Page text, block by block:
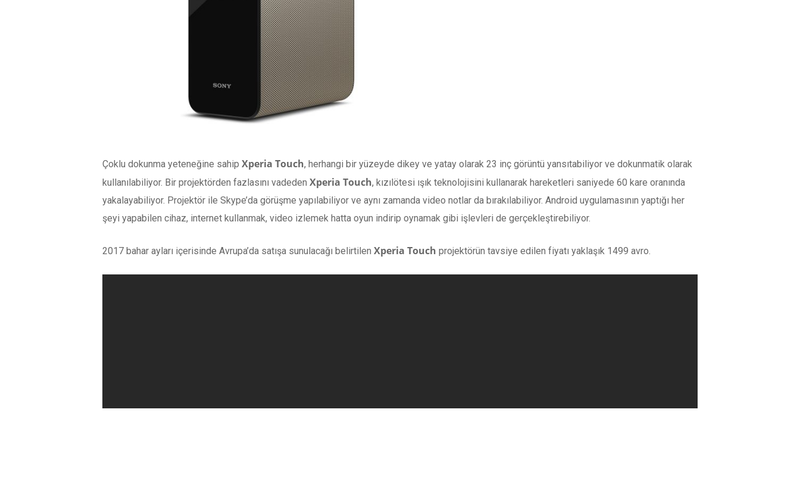
Çoklu dokunma yeteneğine sahip Xperia Touch, herhangi bir yüzeyde dikey ve yatay olarak 23 inç görüntü yansıtabiliyor ve dokunmatik olarak
kullanılabiliyor. Bir projektörden fazlasını vadeden Xperia Touch, kızılötesi ışık teknolojisini kullanarak hareketleri saniyede 60 kare oranında
yakalayabiliyor. Projektör ile Skype’da görüşme yapılabiliyor ve aynı zamanda video notlar da bırakılabiliyor. Android uygulamasının yaptığı her
şeyi yapabilen cihaz, internet kullanmak, video izlemek hatta oyun indirip oynamak gibi işlevleri de gerçekleştirebiliyor.
2017 bahar ayları içerisinde Avrupa’da satışa sunulacağı belirtilen Xperia Touch projektörün tavsiye edilen fiyatı yaklaşık 1499 avro.